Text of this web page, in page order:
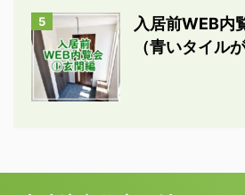
5
入居前WEB
（青いタイル